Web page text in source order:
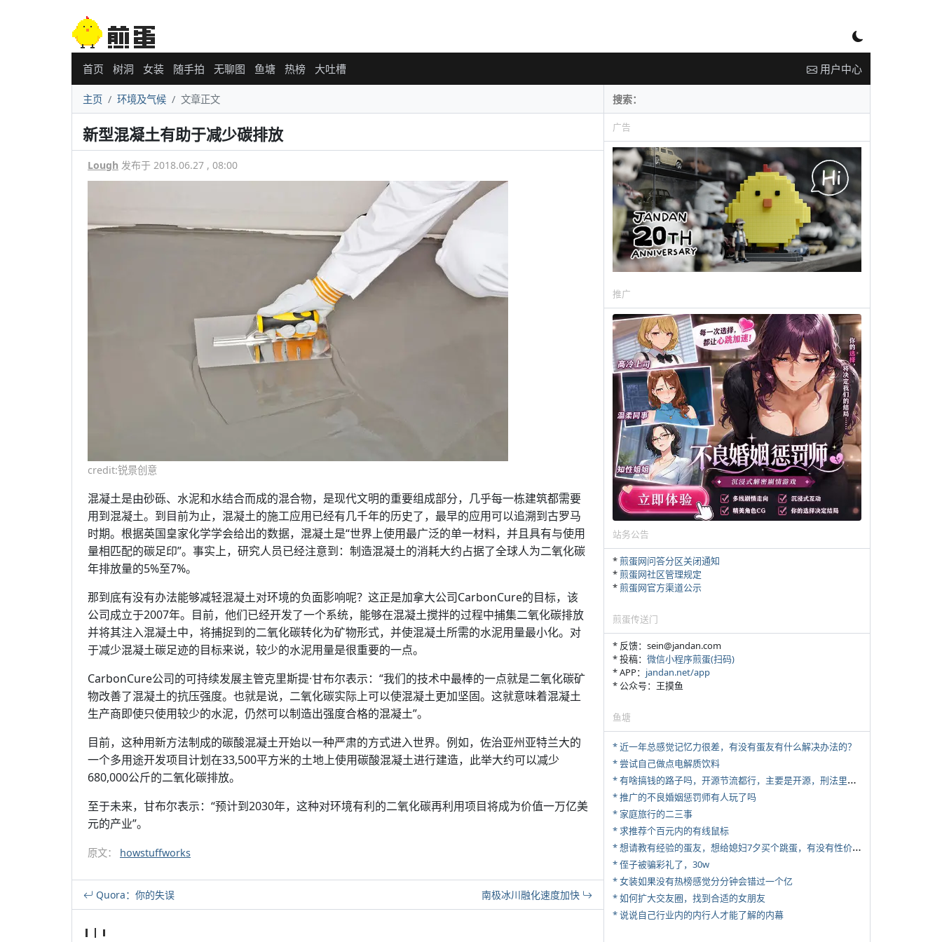
首页 树洞 女装 随手拍 无聊图 鱼塘 热榜 大吐槽 用户中心
主页 环境及气候 文章正文
新型混凝土有助于减少碳排放
Lough 发布于 2018.06.27 , 08:00
credit:锐景创意
混凝土是由砂砾、水泥和水结合而成的混合物，是现代文明的重要组成部分，几乎每一栋建筑都需要
用到混凝土。到目前为止，混凝土的施工应用已经有几千年的历史了，最早的应用可以追溯到古罗马
时期。根据英国皇家化学学会给出的数据，混凝土是“世界上使用最广泛的单一材料，并且具有与使用
量相匹配的碳足印”。事实上，研究人员已经注意到：制造混凝土的消耗大约占据了全球人为二氧化碳
年排放量的5%至7%。
那到底有没有办法能够减轻混凝土对环境的负面影响呢？这正是加拿大公司CarbonCure的目标，该
公司成立于2007年。目前，他们已经开发了一个系统，能够在混凝土搅拌的过程中捕集二氧化碳排放
并将其注入混凝土中，将捕捉到的二氧化碳转化为矿物形式，并使混凝土所需的水泥用量最小化。对
于减少混凝土碳足迹的目标来说，较少的水泥用量是很重要的一点。
CarbonCure公司的可持续发展主管克里斯提·甘布尔表示：“我们的技术中最棒的一点就是二氧化碳矿
物改善了混凝土的抗压强度。也就是说，二氧化碳实际上可以使混凝土更加坚固。这就意味着混凝土
生产商即使只使用较少的水泥，仍然可以制造出强度合格的混凝土”。
目前，这种用新方法制成的碳酸混凝土开始以一种严肃的方式进入世界。例如，佐治亚州亚特兰大的
一个多用途开发项目计划在33,500平方米的土地上使用碳酸混凝土进行建造，此举大约可以减少
680,000公斤的二氧化碳排放。
至于未来，甘布尔表示：“预计到2030年，这种对环境有利的二氧化碳再利用项目将成为价值一万亿美
元的产业”。
原文： howstuffworks
Quora：你的失误 南极冰川融化速度加快
广告
推广
站务公告
*煎蛋网问答分区关闭通知
*煎蛋网社区管理规定
*煎蛋网官方渠道公示
煎蛋传送门
* 反馈：sein@jandan.com
* 投稿： 微信小程序煎蛋(扫码)
* APP： jandan.net/app
* 公众号：王摸鱼
鱼塘
* 近一年总感觉记忆力很差，有没有蛋友有什么解决办法的？
* 尝试自己做点电解质饮料
*
有啥搞钱的路子吗，开源节流都行，主要是开源，刑法里的咱不做
* 推广的不良婚姻惩罚师有人玩了吗
* 家庭旅行的二三事
* 求推荐个百元内的有线鼠标
*
想请教有经验的蛋友，想给媳妇7夕买个跳蛋，有没有性价比高的推荐
* 侄子被骗彩礼了，30w
* 女装如果没有热榜感觉分分钟会错过一个亿
* 如何扩大交友圈，找到合适的女朋友
* 说说自己行业内的内行人才能了解的内幕